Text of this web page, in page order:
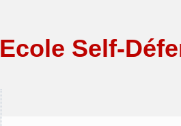
Ecole Self-